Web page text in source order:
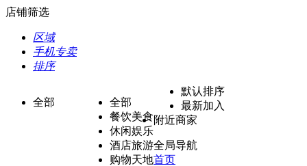
店铺筛选
区域
手机专卖
排序
全部
全部
餐饮美食
休闲娱乐
酒店旅游
购物天地
默认排序
最新加入
附近商家
全局导航
首页